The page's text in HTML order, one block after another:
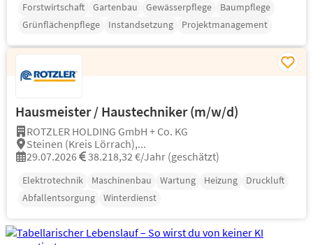
Forstwirtschaft Gartenbau Gewässerpflege
Baumpflege
Grünflächenpflege
Instandsetzung Projektmanagement
Hausmeister / Haustechniker (m/w/d)
ROTZLER HOLDING GmbH + Co. KG
Steinen (Kreis Lörrach),...
29.07.2026
38.218,32 €/Jahr (geschätzt)
Elektrotechnik Maschinenbau Wartung Heizung
Druckluft
Abfallentsorgung
Winterdienst